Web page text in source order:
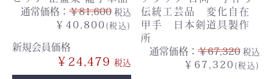
通常価格： ￥81,600 税込
￥40,800 (税込)
新規会員価格
￥24,479
伝統工芸品 変化自在
甲手 日本剣道具製作
所
通常価格： ￥67,320 税込
￥67,320 (税込)